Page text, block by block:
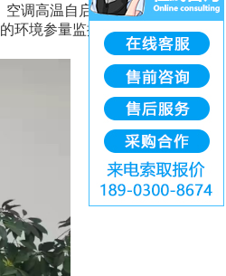
调高温自启，还可选
环境参量监控。